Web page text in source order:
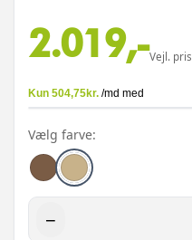
2.019,-Vejl. pris
Vælg farve:
−